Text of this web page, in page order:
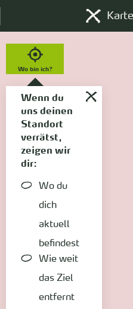
Wo bin ich?
Wenn du
uns deinen
Standort
verrätst,
zeigen wir
dir:
Wo du
dich
aktuell
befindest
Wie weit
das Ziel
entfernt